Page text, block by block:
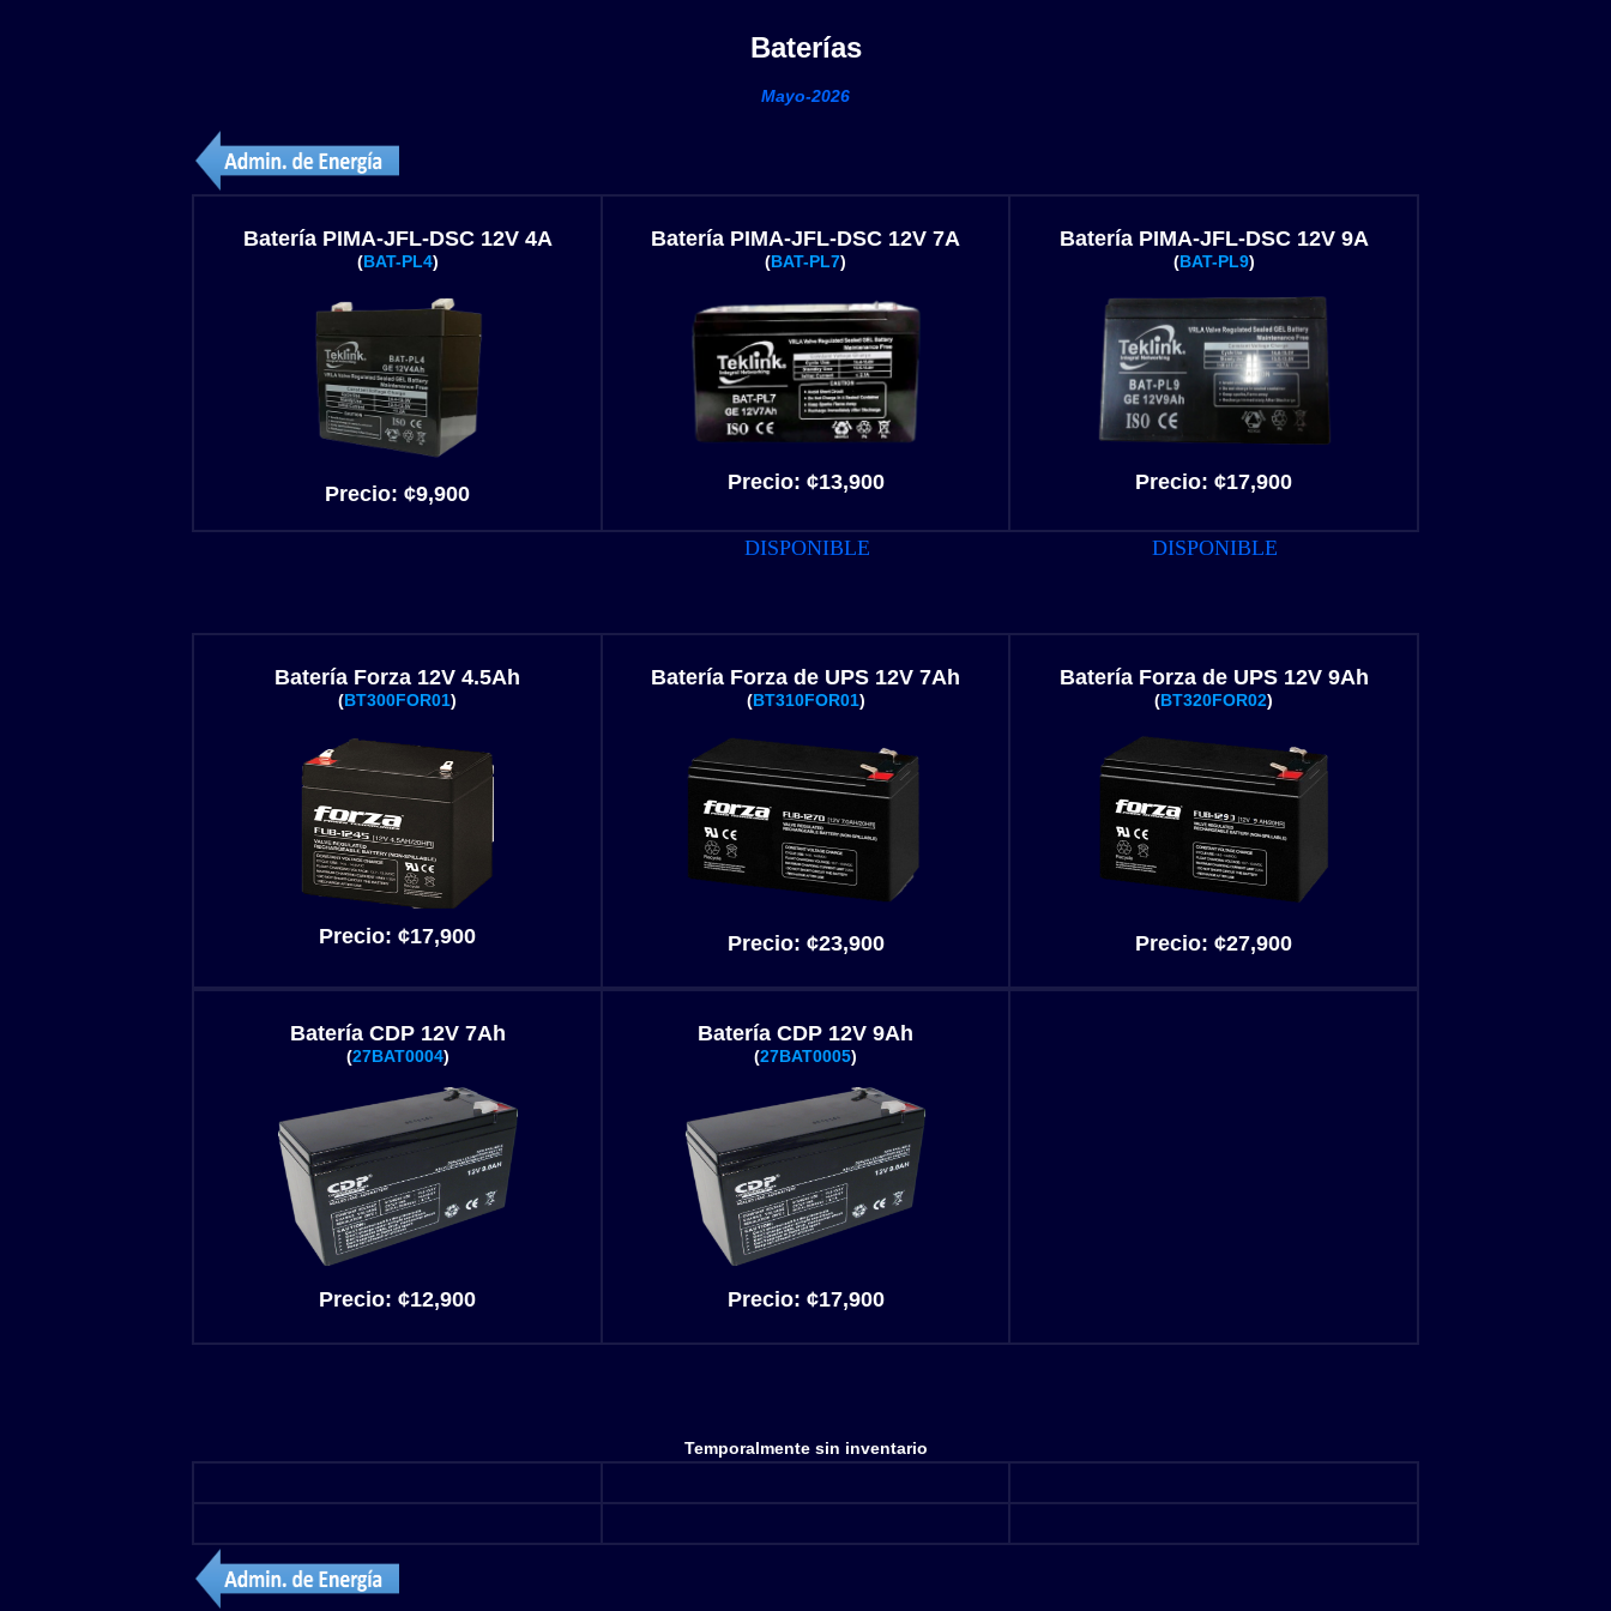
Baterías
Mayo-2026
Batería PIMA-JFL-DSC 12V 4A
(BAT-PL4)
Precio: ¢9,900
Batería PIMA-JFL-DSC 12V 7A
(BAT-PL7)
Precio: ¢13,900
Batería PIMA-JFL-DSC 12V 9A
(BAT-PL9)
Precio: ¢17,900
DISPONIBLE DISPONIBLE
Batería Forza 12V 4.5Ah
(BT300FOR01)
Precio: ¢17,900
Batería Forza de UPS 12V 7Ah
(BT310FOR01)
Precio: ¢23,900
Batería Forza de UPS 12V 9Ah
(BT320FOR02)
Precio: ¢27,900
Batería CDP 12V 7Ah
(27BAT0004)
Precio: ¢12,900
Batería CDP 12V 9Ah
(27BAT0005)
Precio: ¢17,900
Temporalmente sin inventario